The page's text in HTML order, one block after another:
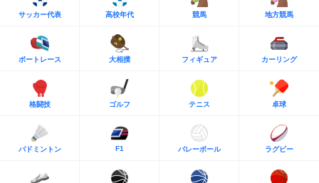
サッカー代表 高校年代 競馬 地方競馬
ボートレース 大相撲 フィギュア カーリング
格闘技 ゴルフ テニス 卓球
バドミントン F1 バレーボール ラグビー